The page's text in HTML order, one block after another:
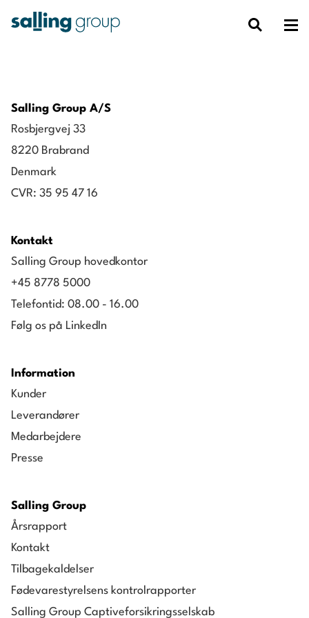
Salling Group A/S
Rosbjergvej 33
8220 Brabrand
Denmark
CVR: 35 95 47 16
Kontakt
Salling Group hovedkontor
+45 8778 5000
Telefontid: 08.00 - 16.00
Følg os på LinkedIn
Information
Kunder
Leverandører
Medarbejdere
Presse
Salling Group
Årsrapport
Kontakt
Tilbagekaldelser
Fødevarestyrelsens kontrolrapporter
Salling Group Captiveforsikringsselskab